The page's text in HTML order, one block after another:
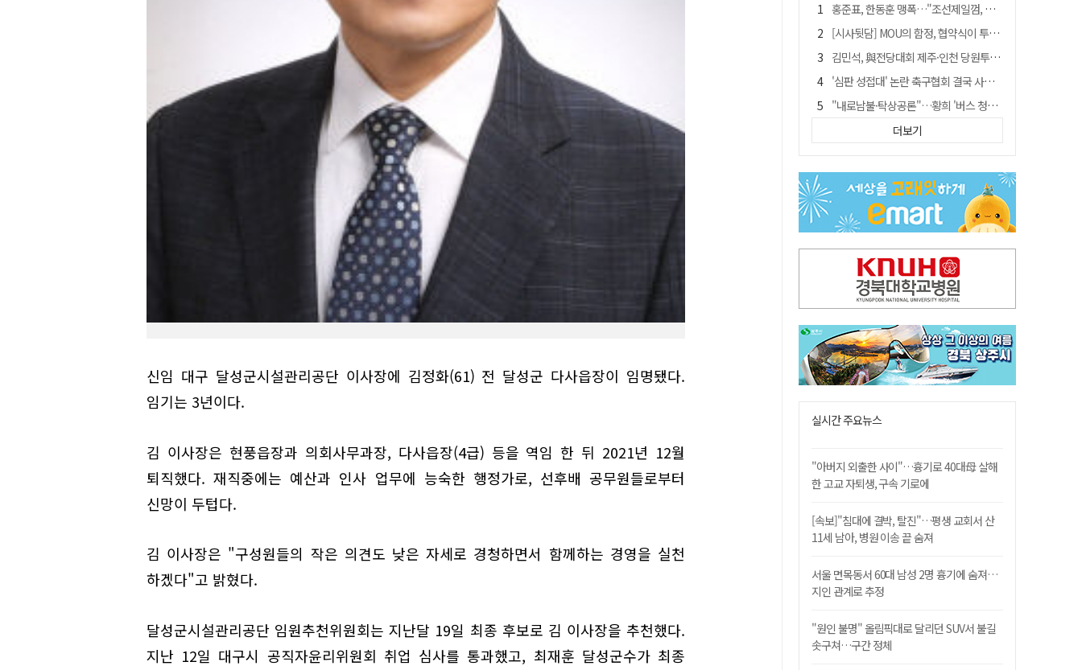
신임 대구 달성군시설관리공단 이사장에 김정화(61) 전 달성군 다사읍장이 임명됐다.
임기는 3년이다.
김 이사장은 현풍읍장과 의회사무과장, 다사읍장(4급) 등을 역임 한 뒤 2021년 12월
퇴직했다. 재직중에는 예산과 인사 업무에 능숙한 행정가로, 선후배 공무원들로부터
신망이 두텁다.
김 이사장은 "구성원들의 작은 의견도 낮은 자세로 경청하면서 함께하는 경영을 실천
하겠다"고 밝혔다.
달성군시설관리공단 임원추천위원회는 지난달 19일 최종 후보로 김 이사장을 추천했다.
지난 12일 대구시 공직자윤리위원회 취업 심사를 통과했고, 최재훈 달성군수가 최종
홍준표, 한동훈 맹폭…"조선제일껌, 권력에 살고 권력에 죽었다"
[시사뒷담] MOU의 함정, 협약식이 투자 확정은 아니긴 해
김민석, 與전당대회 제주·인천 당원투표서 승리…누적 득표는 '초박빙'
'심판 성접대' 논란 축구협회 결국 사과…"깊이 반성, 쇄신하겠다"
"내로남불·탁상공론"…황희 '버스 청년주택' 제안에 與 내부서도 쓴소리
"경로당 통장에 비밀번호가 적혀 있다"…전국 돌며 경로당 13곳 턴 30대 구속
예안향교 대성전, '국가지정 보물로 지정'
휠체어 환자 발로 밀어 숨지게 한 70대 간병인…2심도 집행유예
박권현 청도군수, 국무총리에 "청도 물 공급 최대 3만t 늘려달라"
더보기
실시간 주요뉴스
"아버지 외출한 사이"…흉기로 40대母 살해
한 고교 자퇴생, 구속 기로에
[속보]"침대에 결박, 탈진"…평생 교회서 산
11세 남아, 병원 이송 끝 숨져
서울 면목동서 60대 남성 2명 흉기에 숨져…
지인 관계로 추정
"원인 불명" 올림픽대로 달리던 SUV서 불길
솟구쳐…구간 정체